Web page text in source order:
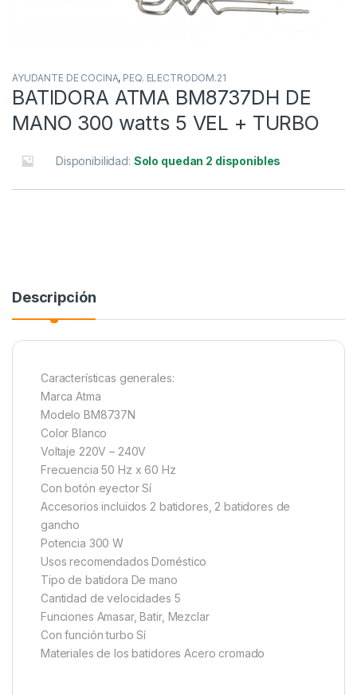
AYUDANTE DE COCINA, PEQ. ELECTRODOM.21
BATIDORA ATMA BM8737DH DE
MANO 300 watts 5 VEL + TURBO
Disponibilidad: Solo quedan 2 disponibles
Descripción
Características generales:
Marca Atma
Modelo BM8737N
Color Blanco
Voltaje 220V – 240V
Frecuencia 50 Hz x 60 Hz
Con botón eyector Sí
Accesorios incluidos 2 batidores, 2 batidores de
gancho
Potencia 300 W
Usos recomendados Doméstico
Tipo de batidora De mano
Cantidad de velocidades 5
Funciones Amasar, Batir, Mezclar
Con función turbo Sí
Materiales de los batidores Acero cromado